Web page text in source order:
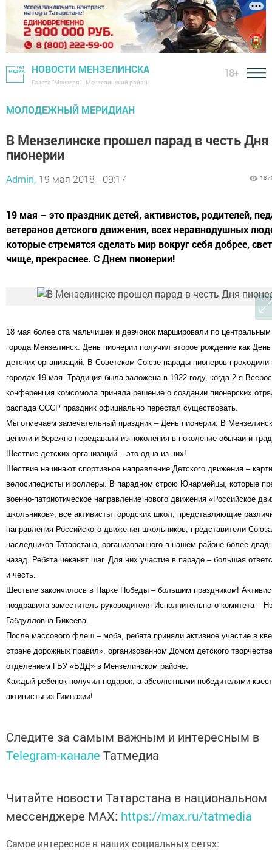
НОВОСТИ МЕНЗЕЛИНСКА
Газета "Мензеля" - Мензелинский район
18+
МОЛОДЕЖНЫЙ МЕРИДИАН
В Мензелинске прошел парад в честь Дня
пионерии
Admin, 19 мая 2018 - 09:17
19 мая – это праздник детей, активистов, родителей,
ветеранов детского движения, всех неравнодушных
которые стремятся сделать мир вокруг себя добрее,
чище, прекраснее. С Днем пионерии!
18 мая более ста мальчишек и девчонок маршировали по
города Мензелинск. День пионерии получил второе рождение как
детских организаций. В Советском Союзе парады пионеров проходили
городах 19 мая. Традиция была заложена в 1922 году, когда 2-я
конференция комсомола приняла решение о создании пионерских
распада СССР праздник официально перестал существовать.
Мы отмечаем замечательный праздник – День пионерии. В
ценили и бережно передавали из поколения в поколение обычаи и
Шествие детских организаций – это одна из них!
Шествие начинают спортивное направление Детского движения –
велосипедисты и роллеры. В парадном строю Юнармейцы, которые
военно-патриотическое направление нового движения «Российское
школьников», все активисты городских школ, представляющие
направления Российского движения школьников, представители Союза
наследников Татарстана, организованного в нашем районе более
назад. Ребята чеканят шаг. Для них участие в параде – большая
и честь.
Шествие закончилось в Парке Победы – большим праздником!
поздравила заместитель руководителя Исполнительного комитета –
Габдулловна Бикеева.
После массового флеш – моба, ребята приняли активное участие в
стране дорожных правил», организованном Домом детского
отделением ГБУ «БДД» в Мензелинском районе.
Каждый ребенок получил подарок, а абсолютными победителями
активисты из Гимназии!
Следите за самым важным и интересным в
Telegram-канале Татмедиа
Читайте новости Татарстана в национальном
мессенджере MАХ: https://max.ru/tatmedia
Самое интересное в наших социальных сетях: